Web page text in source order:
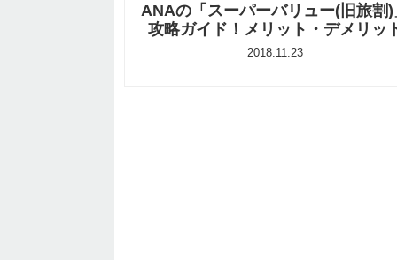
ANAの「スーパーバリュー(旧旅割)
攻略ガイド！メリット・デメリッ
2018.11.23